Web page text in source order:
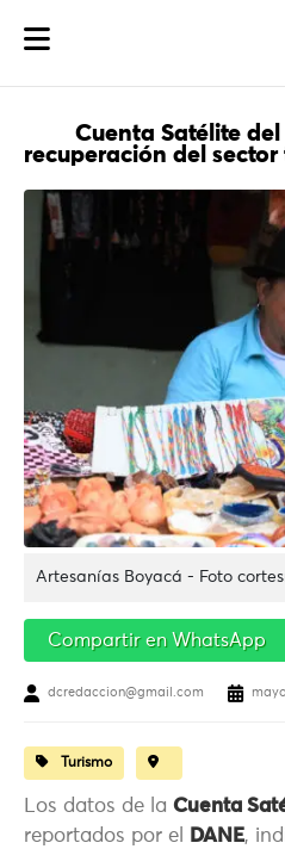
Cuenta Satélite
recuperación del
Artesanías Boyacá - Foto
Compartir en WhatsApp
dcredaccion@gmail.com
Turismo
Los datos de la Cuenta
reportados por el
DANE,